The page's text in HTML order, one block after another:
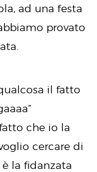
ad una festa
provato
il fatto
che io la
cercare di
la fidanzata